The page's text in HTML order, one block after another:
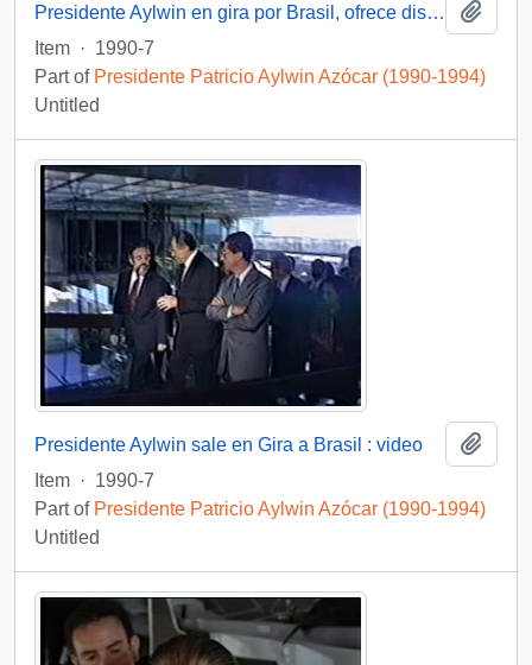
Presidente Aylwin en gira por Brasil, ofrece discurso : video
Item · 1990-7
Part of Presidente Patricio Aylwin Azócar (1990-1994)
Untitled
Presidente Aylwin sale en Gira a Brasil : video
Item · 1990-7
Part of Presidente Patricio Aylwin Azócar (1990-1994)
Untitled